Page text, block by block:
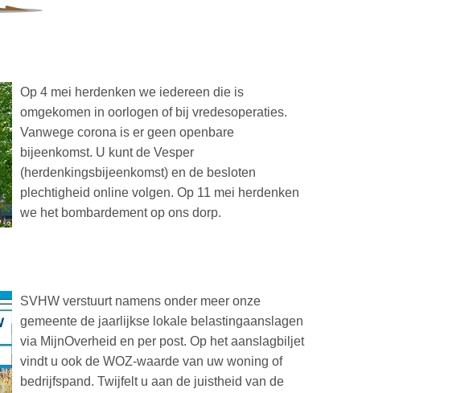
Op 4 mei herdenken we iedereen die is
omgekomen in oorlogen of bij vredesoperaties.
Vanwege corona is er geen openbare
bijeenkomst. U kunt de Vesper
(herdenkingsbijeenkomst) en de besloten
plechtigheid online volgen. Op 11 mei herdenken
we het bombardement op ons dorp.
SVHW verstuurt namens onder meer onze
gemeente de jaarlijkse lokale belastingaanslagen
via MijnOverheid en per post. Op het aanslagbiljet
vindt u ook de WOZ-waarde van uw woning of
bedrijfspand. Twijfelt u aan de juistheid van de